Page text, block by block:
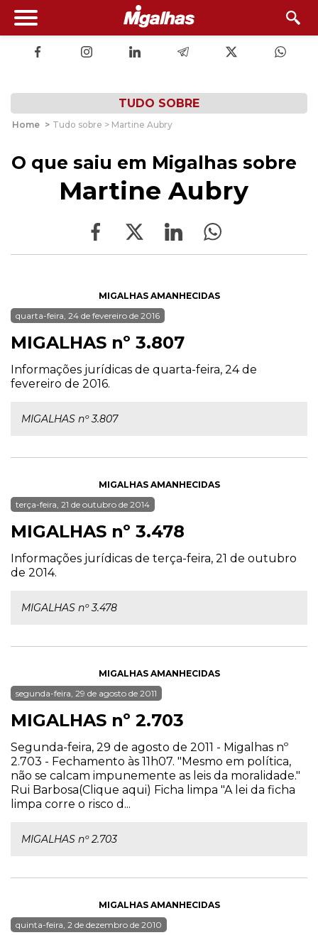
TUDO SOBRE
Home > Tudo sobre > Martine Aubry
O que saiu em Migalhas sobre
Martine Aubry
MIGALHAS AMANHECIDAS
quarta-feira, 24 de fevereiro de 2016
MIGALHAS nº 3.807
Informações jurídicas de quarta-feira, 24 de
fevereiro de 2016.
MIGALHAS nº 3.807
MIGALHAS AMANHECIDAS
terça-feira, 21 de outubro de 2014
MIGALHAS nº 3.478
Informações jurídicas de terça-feira, 21 de outubro
de 2014.
MIGALHAS nº 3.478
MIGALHAS AMANHECIDAS
segunda-feira, 29 de agosto de 2011
MIGALHAS nº 2.703
Segunda-feira, 29 de agosto de 2011 - Migalhas nº
2.703 - Fechamento às 11h07. "Mesmo em política,
não se calcam impunemente as leis da moralidade."
Rui Barbosa(Clique aqui) Ficha limpa "A lei da ficha
limpa corre o risco d...
MIGALHAS nº 2.703
MIGALHAS AMANHECIDAS
quinta-feira, 2 de dezembro de 2010